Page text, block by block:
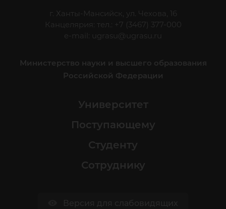
г. Ханты-Мансийск, ул. Чехова, 16
Канцелярия: тел.: +7 (3467) 377-000
e-mail:
ugrasu@ugrasu.ru
Министерство науки и высшего образования
Российской Федерации
Университет
Поступающему
Студенту
Сотруднику